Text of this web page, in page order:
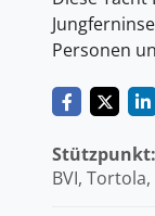
Personen
Stützpunkt:
BVI,